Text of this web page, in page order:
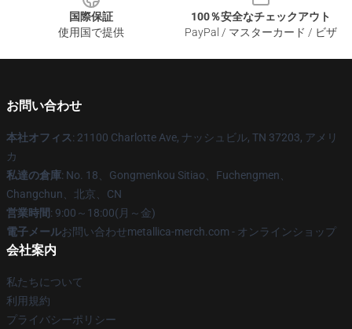
国際保証
使用国で提供
100％安全なチェックアウト
PayPal / マスターカード / ビザ
お問い合わせ
本社オフィス: 21100 Charlotte Ave, ナッシュビル, TN 37203, アメリ
カ
私達の倉庫: No. 18、Gongmenkou Sitiao、Fuchengmen、
Changchun、北京、CN
営業時間: 9:00～18:00(月～金)
電子メールお問い合わせmetallica-merch.com - オンラインショップ
会社案内
私たちについて
利用規約
プライバシーポリシー